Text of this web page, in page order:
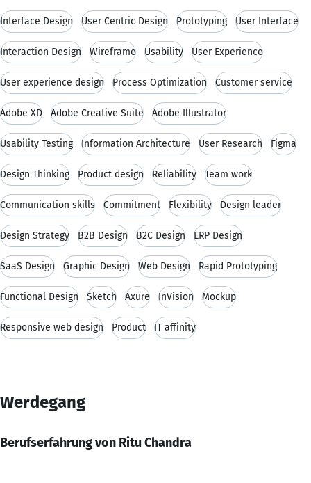
Interface Design User Centric Design Prototyping User Interface
Interaction Design Wireframe Usability User Experience
User experience design Process Optimization Customer service
Adobe XD Adobe Creative Suite Adobe Illustrator
Usability Testing Information Architecture User Research Figma
Design Thinking Product design Reliability Team work
Communication skills Commitment Flexibility Design leader
Design Strategy B2B Design B2C Design ERP Design
SaaS Design Graphic Design Web Design Rapid Prototyping
Functional Design Sketch Axure InVision Mockup
Responsive web design Product IT affinity
Werdegang
Berufserfahrung von Ritu Chandra